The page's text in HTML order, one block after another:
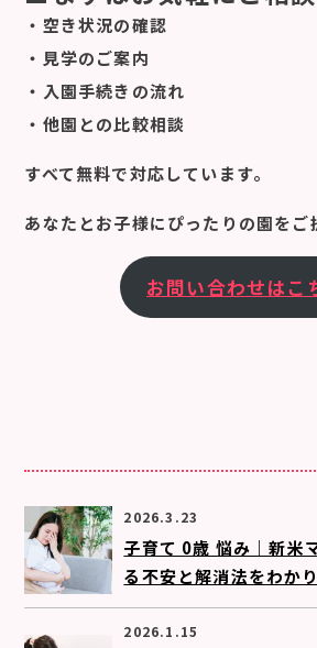
・空き状況の確認
・見学のご案内
・入園手続きの流れ
・他園との比較相談
すべて無料で対応しています。
あなたとお子様にぴったりの園をご
お問い合わせはこ
2026.3.23
子育て 0歳 悩み｜新米
る不安と解消法をわか
2026.1.15